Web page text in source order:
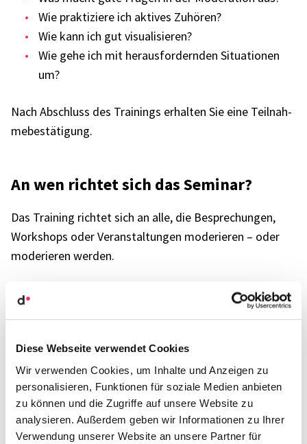
Diese Webseite verwendet Cookies
Wir verwenden Cookies, um Inhalte und Anzeigen zu
personalisieren, Funktionen für soziale Medien anbieten
zu können und die Zugriffe auf unsere Website zu
analysieren. Außerdem geben wir Informationen zu Ihrer
Verwendung unserer Website an unsere Partner für
Wie prak­ti­ziere ich akti­ves Zuhö­ren?
Wie kann ich gut visua­li­sie­ren?
Wie gehe ich mit heraus­for­dern­den Situa­tio­nen
um?
Nach Abschluss des Trai­nings erhal­ten Sie eine Teil­nah­
me­be­stä­ti­gung.
An wen rich­tet sich das Semi­nar?
Das Trai­ning rich­tet sich an alle, die Bespre­chun­gen,
Work­shops oder Veran­stal­tun­gen mode­rie­ren – oder
mode­rie­ren werden.
Das passt ergän­zend
Mode­ra­ti­ons­trai­ning 2 – Vertie­fende Mode­ra­ti­ons­
Hybride Meetings und Work­shops wirk­sam gestal­ten
Kommu­ni­ka­ti­ons­trai­ning 1 – Souve­rän kommu­ni­zie­
ren
Train the Trai­ner – Kompakt­aus­bil­dung